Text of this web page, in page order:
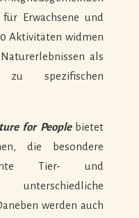
Erwachsene und
Aktivitäten widmen
als
zu spezifischen
for People bietet
die besondere
Tier- und
werden auch